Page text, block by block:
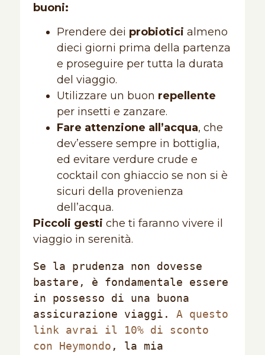
buoni:
Prendere dei probiotici almeno
dieci giorni prima della partenza
e proseguire per tutta la durata
del viaggio.
Utilizzare un buon repellente
per insetti e zanzare.
Fare attenzione all’acqua, che
dev’essere sempre in bottiglia,
ed evitare verdure crude e
cocktail con ghiaccio se non si è
sicuri della provenienza
dell’acqua.
Piccoli gesti che ti faranno vivere il
viaggio in serenità.
Se la prudenza non dovesse
bastare, è fondamentale essere
in possesso di una buona
assicurazione viaggi. A questo
link avrai il 10% di sconto
con Heymondo , la mia